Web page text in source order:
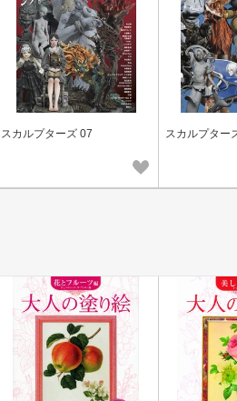
スカルプターズ 07 スカルプター